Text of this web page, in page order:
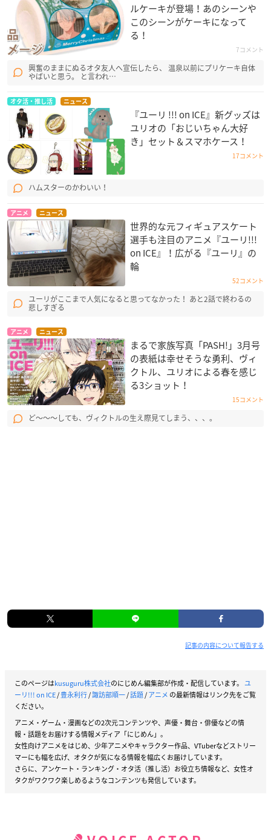
ルケーキが登場！あのシーンや
このシーンがケーキになって
る！
7コメント
興奮のままにぬるオタ友人へ宣伝したら、 温泉以前にプリケーキ自体
やばいと思う。 と言われ…
オタ活・推し活 ニュース
『ユーリ !!! on ICE』新グッズは
ユリオの「おじいちゃん大好
き」セット＆スマホケース！
17コメント
ハムスターのかわいい！
アニメ ニュース
世界的な元フィギュアスケート
選手も注目のアニメ『ユーリ!!!
on ICE』！広がる『ユーリ』の
輪
52コメント
ユーリがここまで人気になると思ってなかった！ あと2話で終わるの
悲しすぎる
アニメ ニュース
まるで家族写真「PASH!」3月号
の表紙は幸せそうな勇利、ヴィ
クトル、ユリオによる春を感じ
る3ショット！
15コメント
ど〜〜〜しても、ヴィクトルの生え際見てしまう、、、。
記事の内容について報告する
このページはkusuguru株式会社のにじめん編集部が作成・配信しています。 ユ
ーリ!!! on ICE/豊永利行/諏訪部順一/話題/アニメ の最新情報はリンク先をご覧
ください。
アニメ・ゲーム・漫画などの2次元コンテンツや、声優・舞台・俳優などの情
報・話題をお届けする情報メディア「にじめん」。
女性向けアニメをはじめ、少年アニメやキャラクター作品、VTuberなどストリー
マーにも幅を広げ、オタクが気になる情報を幅広くお届けしています。
さらに、アンケート・ランキング・オタ活（推し活）お役立ち情報など、女性オ
タクがワクワク楽しめるようなコンテンツも発信しています。